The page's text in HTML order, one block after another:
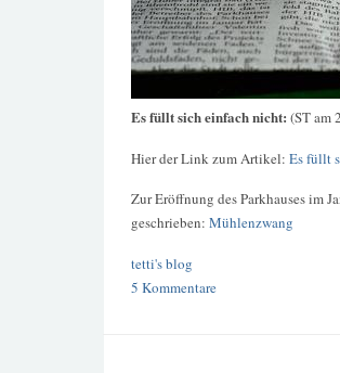
Es füllt sich einfach nicht: (ST am
Hier der Link zum Artikel: Es füllt
Zur Eröffnung des Parkhauses im
geschrieben: Mühlenzwang
tetti's blog
5 Kommentare